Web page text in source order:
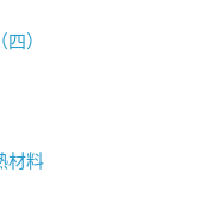
）
材料